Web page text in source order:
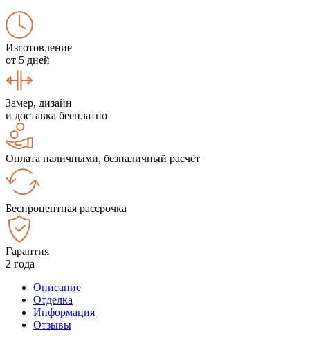
Изготовление
от 5 дней
Замер, дизайн
и доставка бесплатно
Оплата наличными, безналичный расчёт
Беспроцентная рассрочка
Гарантия
2 года
Описание
Отделка
Информация
Отзывы